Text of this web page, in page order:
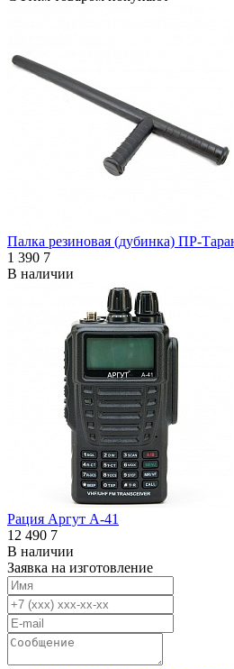
Палка резиновая (дубинка) ПР-
1 390 7
В наличии
Рация Аргут А-41
12 490 7
В наличии
Заявка на изготовление